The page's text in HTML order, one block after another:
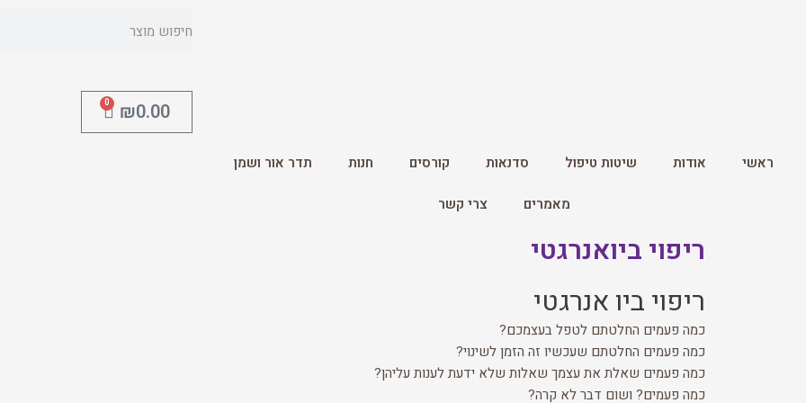
₪0.00
0
ראשי אודות שיטות טיפול סדנאות קורסים חנות תדר אור ושמן
מאמרים צרי קשר
ריפוי ביואנרגטי
ריפוי ביו אנרגטי
כמה פעמים החלטתם לטפל בעצמכם?
כמה פעמים החלטתם שעכשיו זה הזמן לשינוי?
כמה פעמים שאלת את עצמך שאלות שלא ידעת לענות עליהן?
כמה פעמים? ושום דבר לא קרה?